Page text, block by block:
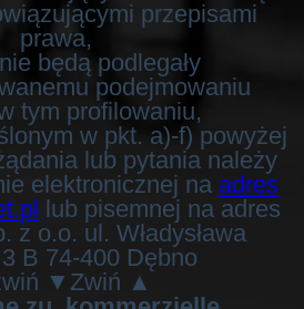
przepisami
prawa,
będą podlegały
podejmowaniu
tym profilowaniu,
w pkt. a)-f) powyżej
lub pytania należy
elektronicznej na adres
lub pisemnej na adres
z o.o. ul. Władysława
3 B 74-400 Dębno
▼ Zwiń ▲